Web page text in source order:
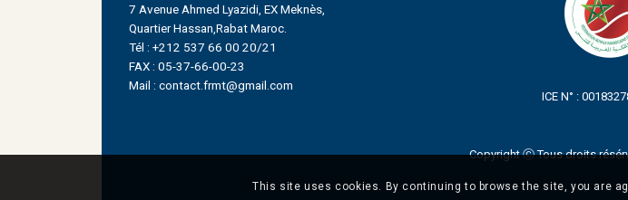
7 Avenue Ahmed Lyazidi, EX Meknès,
Quartier Hassan,Rabat Maroc.
Tél : +212 537 66 00 20/21
FAX : 05-37-66-00-23
Mail : contact.frmt@gmail.com
ICE N° :
Copyright ⓒ Tous droits
This site uses cookies. By continuing to browse the site, you are